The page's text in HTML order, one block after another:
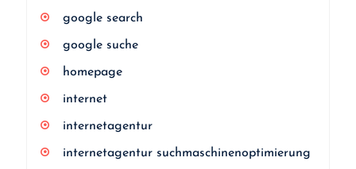
google search
google suche
homepage
internet
internetagentur
internetagentur suchmaschinenoptimierung